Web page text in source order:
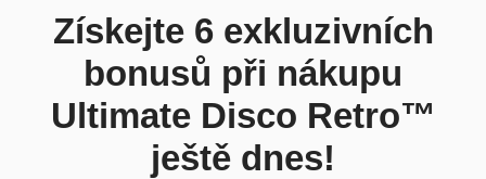
Získejte 6 exkluzivních
bonusů při nákupu
Ultimate Disco Retro™
ještě dnes!